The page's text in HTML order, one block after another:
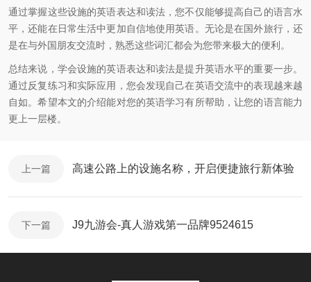
通过掌握这些设施的英语表达和读法，您不仅能够提高自己的语言水
平，还能在日常生活中更加自信地使用英语。无论是在国外旅行，还
是在与外国朋友交流时，熟悉这些词汇都会为您带来极大的便利。
总结来说，学会设施的英语表达和读法是提升英语水平的重要一步。
通过反复练习和实际应用，您会发现自己在英语交流中的表现越来越
自如。希望本文的介绍能对您的英语学习有所帮助，让您的语言能力
更上一层楼。
上一篇 高速公路上的设施名称，开启便捷旅行新体验
下一篇 J9九游会-真人游戏第一品牌9524615